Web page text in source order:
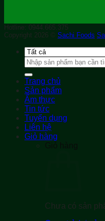
Hotline: 0944.665.375
Copyright 2026 © Sachi Foods
Tìm
kiếm:
Trang chủ
Sản phẩm
Ẩm thực
Tin tức
Tuyển dụng
Liên hệ
Giỏ hàng
Giỏ hàng
Chưa có sản